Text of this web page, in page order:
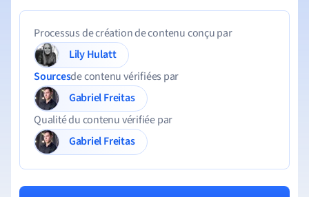
Processus de création de contenu conçu par
Lily Hulatt
Sourcesde contenu vérifiées par
Gabriel Freitas
Qualité du contenu vérifiée par
Gabriel Freitas